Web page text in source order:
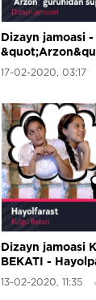
Dizayn jamoasi -
super hit |
17-02-2020, 03:17
Dizayn jamoasi
BEKATI -
13-02-2020, 11:35